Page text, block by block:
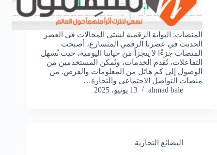
المنصات: البوابة الرقمية لشتى المجالات في العصر
الحديث في عصرنا الرقمي المتسارع، أصبحت
المنصات جزءًا لا يتجزأ من حياتنا اليومية، حيث تُسهل
التفاعلات، تُقدم الخدمات، وتُمكن المستخدمين من
الوصول إلى كم هائل من المعلومات والفرص. من
منصات التواصل الاجتماعي والتجارة…
ahmad bale
13 يونيو، 2025
البضائع التجارية